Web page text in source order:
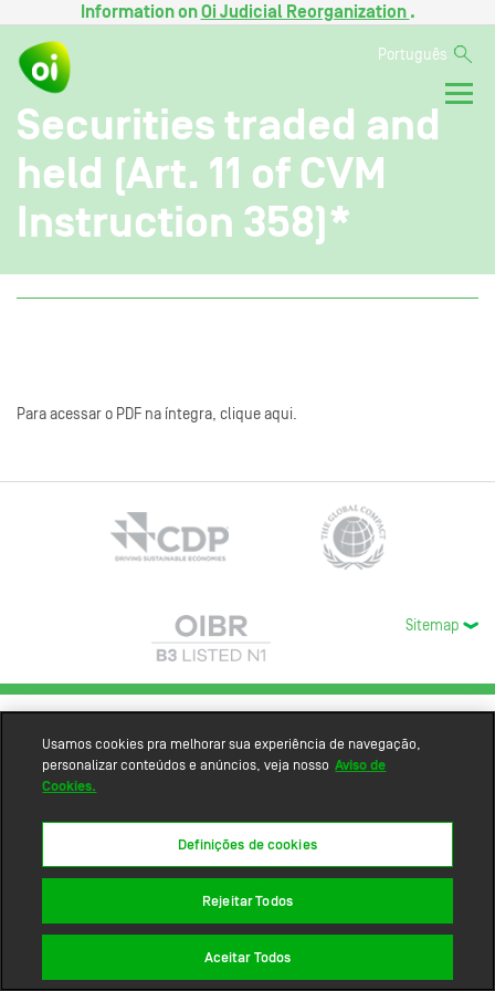
Information onOi Judicial Reorganization .
Português
Securities traded and
held (Art. 11 of CVM
Instruction 358)*
Para acessar o PDF na íntegra, clique aqui.
Sitemap
Usamos cookies pra melhorar sua experiência de navegação,
personalizar conteúdos e anúncios, veja nosso Aviso de
Cookies.
Definições de cookies
Rejeitar Todos
Aceitar Todos